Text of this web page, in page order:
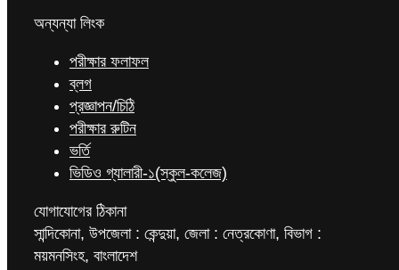
অন্যন্যা লিংক
পরীক্ষার ফলাফল
ব্লগ
প্রজ্ঞাপন/চিঠি
পরীক্ষার রুটিন
ভর্তি
ভিডিও গ্যালারী-১(স্কুল-কলেজ)
যোগাযোগের ঠিকানা
সান্দিকোনা, উপজেলা : কেন্দুয়া, জেলা : নেত্রকোণা, বিভাগ :
ময়মনসিংহ, বাংলাদেশ